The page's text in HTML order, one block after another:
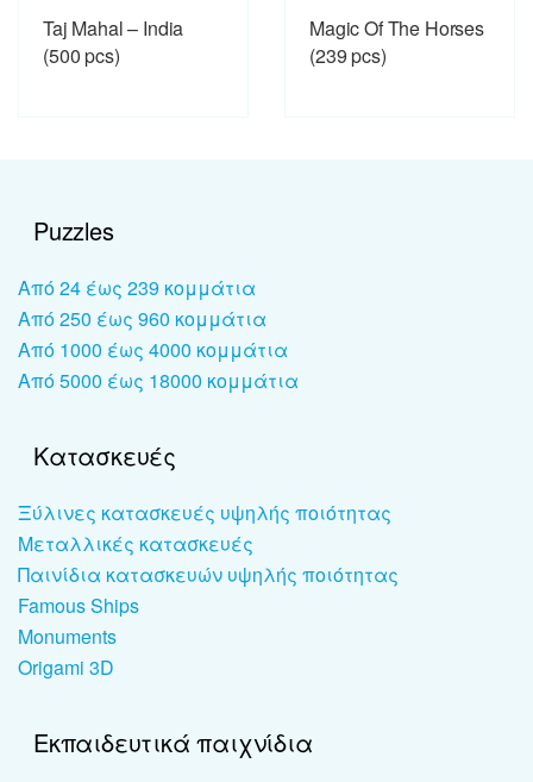
Taj Mahal – India
(500 pcs)
Magic Of The Horses
(239 pcs)
Puzzles
Από 24 έως 239 κομμάτια
Από 250 έως 960 κομμάτια
Από 1000 έως 4000 κομμάτια
Από 5000 έως 18000 κομμάτια
Κατασκευές
Ξύλινες κατασκευές υψηλής ποιότητας
Μεταλλικές κατασκευές
Παινίδια κατασκευών υψηλής ποιότητας
Famous Ships
Monuments
Origami 3D
Εκπαιδευτικά παιχνίδια